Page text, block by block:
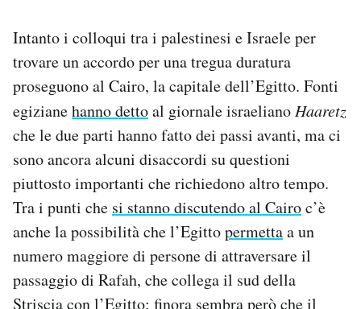
Intanto i colloqui tra i palestinesi e Israele per
trovare un accordo per una tregua duratura
proseguono al Cairo, la capitale dell’Egitto. Fonti
egizianehanno dettoal giornale israeliano Haaretz
che le due parti hanno fatto dei passi avanti, ma ci
sono ancora alcuni disaccordi su questioni
piuttosto importanti che richiedono altro tempo.
Tra i punti che si stanno discutendo al Cairoc’è
anche la possibilità che l’Egittopermettaa un
numero maggiore di persone di attraversare il
passaggio di Rafah, che collega il sud della
Striscia con l’Egitto: finora sembra però che il